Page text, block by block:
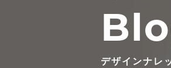
デザインナレ